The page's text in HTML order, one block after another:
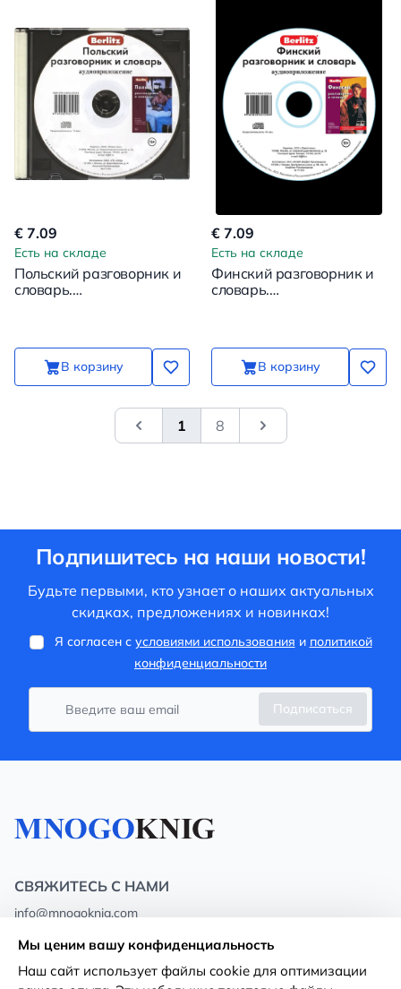
€ 7.09
Есть на складе
Польский разговорник и
словарь.
В корзину
€ 7.09
Есть на складе
Финский разговорник и
словарь.
В корзину
&laquo; Previous
1 8 Next
Подпишитесь на наши новости!
Будьте первыми, кто узнает о наших актуальных
скидках, предложениях и новинках!
Я согласен с условиями использования и политикой
конфиденциальности
Подписаться
СВЯЖИТЕСЬ С НАМИ
info@mnogoknig.com
Rīga, Augusta Deglava 69d, LV-1082
Мы ценим вашу конфиденциальность
Наш сайт использует файлы cookie для оптимизации